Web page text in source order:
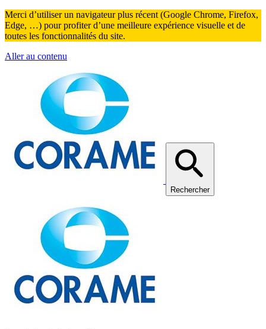
Merci d’utiliser un navigateur plus récent (Google Chrome, Firefox,
Edge, …) pour profiter d’une meilleure expérience visuelle et de
toutes les fonctionnalités du site.
Aller au contenu
Rechercher